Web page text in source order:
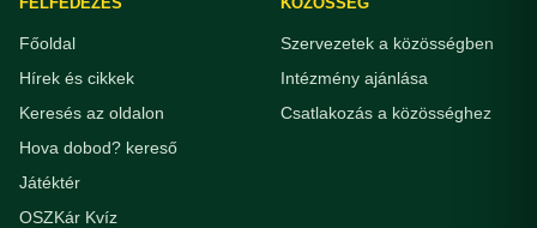
Főoldal
Hírek és cikkek
Keresés az oldalon
Hova dobod? kereső
Játéktér
OSZKár Kvíz
Szervezetek a közösségben
Intézmény ajánlása
Csatlakozás a közösséghez